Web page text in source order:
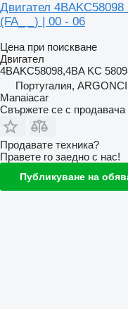
Двигател
(FA_ _) | 00 - 06
Цена при поискване
Двигател
4BAKC58098,4BA KC
Португалия,
Manaiacar
Свържете се с продавача
Продавате техника?
Правете го заедно с нас!
Публикуване на